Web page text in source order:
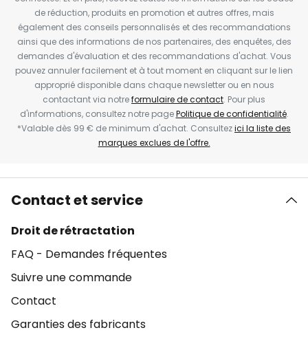
de réduction, produits en promotion et autres offres, mais
également des conseils personnalisés et des recommandations
ainsi que des informations de nos partenaires, des enquêtes, des
demandes d'évaluation et des recommandations d'achat. Vous
pouvez annuler facilement et à tout moment en cliquant sur le lien
approprié disponible dans chaque newsletter ou en nous
contactant via notreformulaire de contact. Pour plus
d'informations, consultez notre pagePolitique de confidentialité.
*Valable dès 99 € de minimum d'achat. Consultezici la liste des
marques exclues de l'offre.
Contact et service
Droit de rétractation
FAQ - Demandes fréquentes
Suivre une commande
Contact
Garanties des fabricants